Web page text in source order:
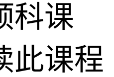
科课
此课程